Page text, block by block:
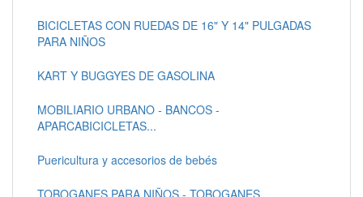
BICICLETAS CON RUEDAS DE 16" Y 14" PULGADAS
PARA NIÑOS
KART Y BUGGYES DE GASOLINA
MOBILIARIO URBANO - BANCOS -
APARCABICICLETAS...
Puericultura y accesorios de bebés
TOBOGANES PARA NIÑOS - TOBOGANES